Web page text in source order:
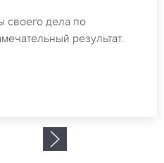
маникюр на день
часа все было готово.